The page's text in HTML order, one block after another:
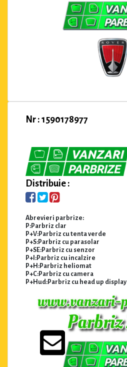
Nr : 1590178977
Distribuie :
Abrevieri parbrize:
P:Parbriz clar
P+V:Parbriz cu tenta verde
P+S:Parbriz cu parasolar
P+SE:Parbriz cu senzor
P+I:Parbriz cu incalzire
P+H:Parbriz heliomat
P+C:Parbriz cu camera
P+Hud:Parbriz cu head up display